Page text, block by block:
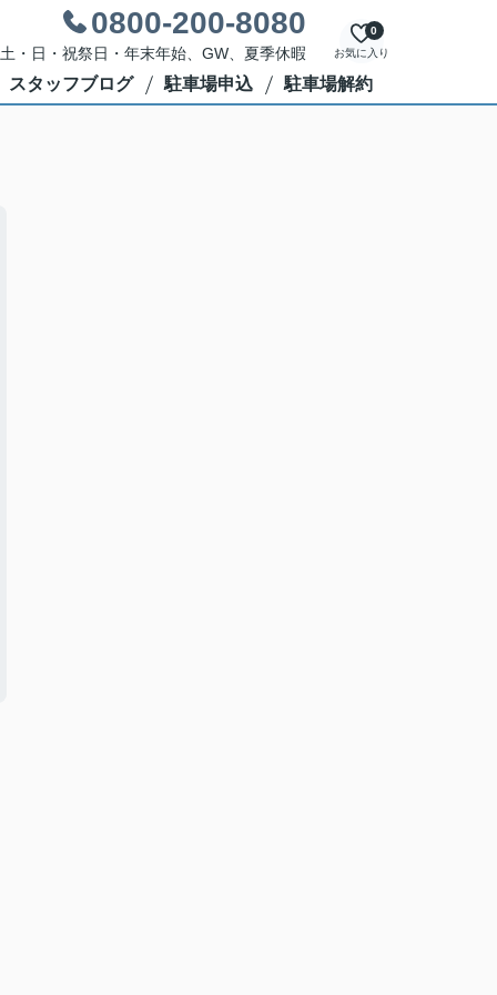
0800-200-8080
日・祝祭日・年末年始、GW、夏季休暇 お気に入り
0
スタッフブログ 駐車場申込 駐車場解約